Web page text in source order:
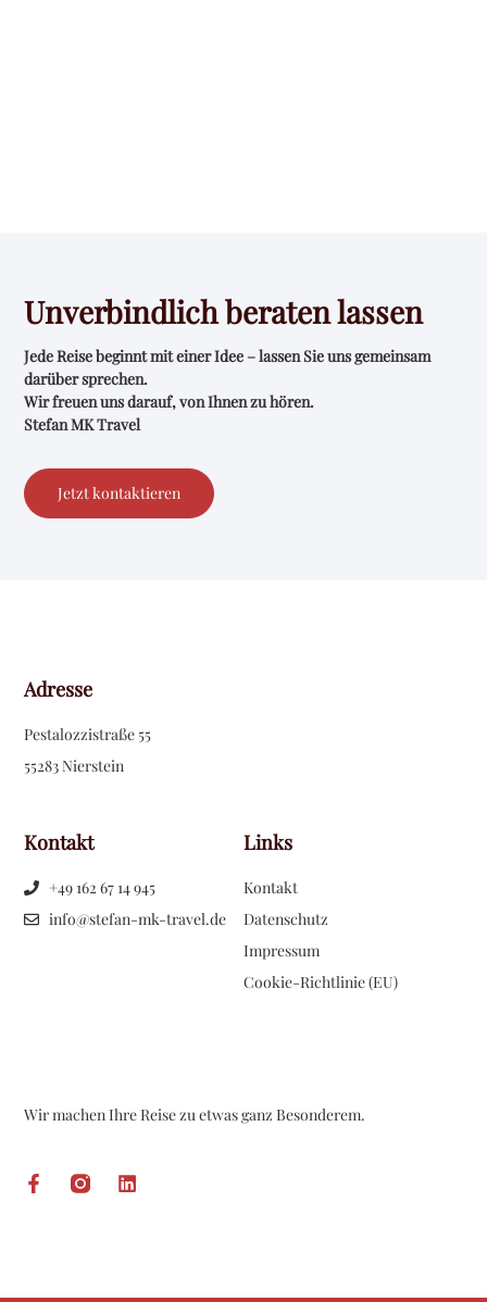
Unverbindlich beraten lassen
Jede Reise beginnt mit einer Idee – lassen Sie uns gemeinsam
darüber sprechen.
Wir freuen uns darauf, von Ihnen zu hören.
Stefan MK Travel
Jetzt kontaktieren
Wir machen Ihre Reise zu etwas ganz Besonderem.
Links
Kontakt
Datenschutz
Impressum
Cookie-Richtlinie (EU)
Kontakt
+49 162 67 14 945
info@stefan-mk-travel.de
Adresse
Pestalozzistraße 55
55283 Nierstein